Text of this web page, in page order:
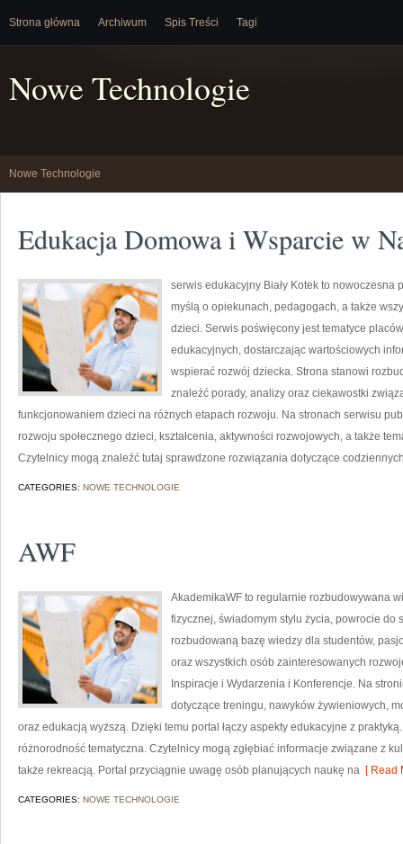
Strona główna Archiwum Spis Treści Tagi
Nowe Technologie
Nowe Technologie
Edukacja Domowa i Wsparcie w
serwis edukacyjny Biały Kotek to nowoczesna
myślą o opiekunach, pedagogach, a także
dzieci. Serwis poświęcony jest tematyce
edukacyjnych, dostarczając wartościowych
wspierać rozwój dziecka. Strona stanowi
znaleźć porady, analizy oraz ciekawostki
funkcjonowaniem dzieci na różnych etapach rozwoju. Na stronach serwisu
rozwoju społecznego dzieci, kształcenia, aktywności rozwojowych, a także
Czytelnicy mogą znaleźć tutaj sprawdzone rozwiązania dotyczące
CATEGORIES: NOWE TECHNOLOGIE
AWF
AkademikaWF to regularnie rozbudowywana
fizycznej, świadomym stylu życia, powrocie
rozbudowaną bazę wiedzy dla studentów,
oraz wszystkich osób zainteresowanych
Inspiracje i Wydarzenia i Konferencje. Na
dotyczące treningu, nawyków żywieniowych,
oraz edukacją wyższą. Dzięki temu portal łączy aspekty edukacyjne z
różnorodność tematyczna. Czytelnicy mogą zgłębiać informacje związane z
także rekreacją. Portal przyciągnie uwagę osób planujących naukę na [ Read
CATEGORIES: NOWE TECHNOLOGIE